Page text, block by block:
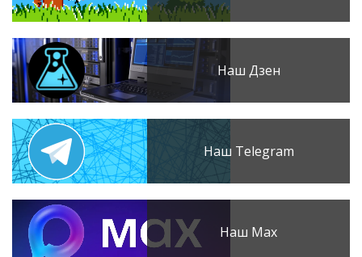
Наш Дзен
Наш Telegram
Наш Max